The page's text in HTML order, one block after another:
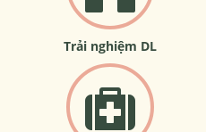
Trải nghiệm DL